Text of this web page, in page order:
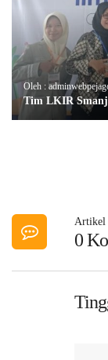
Oleh :
Tim LKIR
0